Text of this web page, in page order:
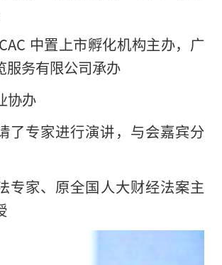
中置上市孵化机构主办，广
服务有限公司承办
协办
了专家进行演讲，与会嘉宾分
专家、原全国人大财经法案主